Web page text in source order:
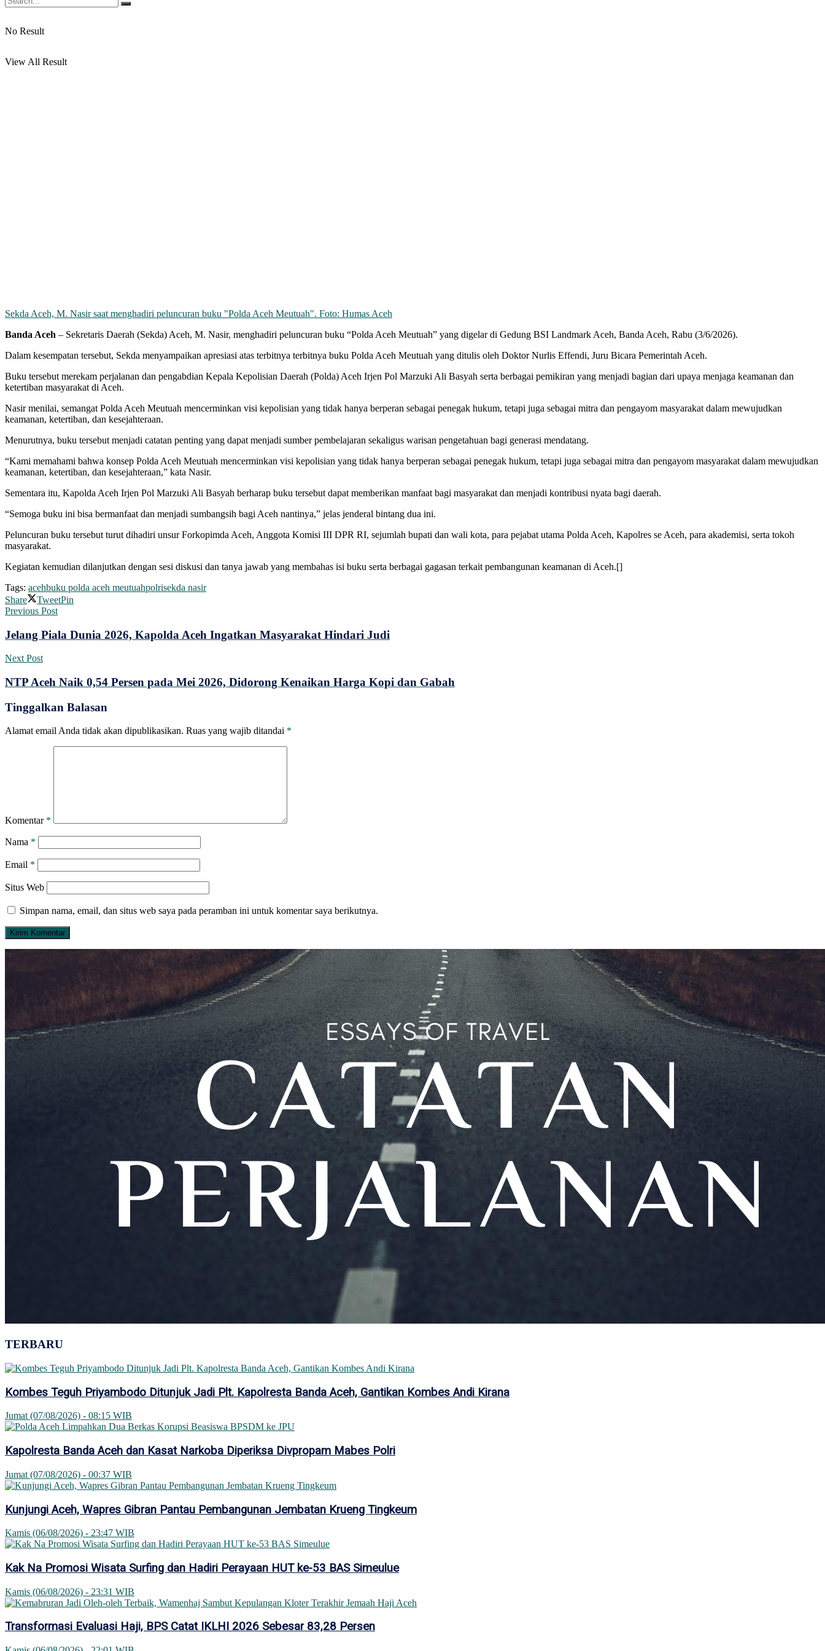
No Result
View All Result
Sekda Aceh, M. Nasir saat menghadiri peluncuran buku "Polda Aceh Meutuah". Foto: Humas Aceh
Banda Aceh – Sekretaris Daerah (Sekda) Aceh, M. Nasir, menghadiri peluncuran buku “Polda Aceh Meutuah” yang digelar di Gedung BSI Landmark Aceh, Banda Aceh, Rabu (3/6/2026).
Dalam kesempatan tersebut, Sekda menyampaikan apresiasi atas terbitnya terbitnya buku Polda Aceh Meutuah yang ditulis oleh Doktor Nurlis Effendi, Juru Bicara Pemerintah Aceh.
Buku tersebut merekam perjalanan dan pengabdian Kepala Kepolisian Daerah (Polda) Aceh Irjen Pol Marzuki Ali Basyah serta berbagai pemikiran yang menjadi bagian dari upaya menjaga keamanan dan
ketertiban masyarakat di Aceh.
Nasir menilai, semangat Polda Aceh Meutuah mencerminkan visi kepolisian yang tidak hanya berperan sebagai penegak hukum, tetapi juga sebagai mitra dan pengayom masyarakat dalam mewujudkan
keamanan, ketertiban, dan kesejahteraan.
Menurutnya, buku tersebut menjadi catatan penting yang dapat menjadi sumber pembelajaran sekaligus warisan pengetahuan bagi generasi mendatang.
“Kami memahami bahwa konsep Polda Aceh Meutuah mencerminkan visi kepolisian yang tidak hanya berperan sebagai penegak hukum, tetapi juga sebagai mitra dan pengayom masyarakat dalam mewujudkan
keamanan, ketertiban, dan kesejahteraan,” kata Nasir.
Sementara itu, Kapolda Aceh Irjen Pol Marzuki Ali Basyah berharap buku tersebut dapat memberikan manfaat bagi masyarakat dan menjadi kontribusi nyata bagi daerah.
“Semoga buku ini bisa bermanfaat dan menjadi sumbangsih bagi Aceh nantinya,” jelas jenderal bintang dua ini.
Peluncuran buku tersebut turut dihadiri unsur Forkopimda Aceh, Anggota Komisi III DPR RI, sejumlah bupati dan wali kota, para pejabat utama Polda Aceh, Kapolres se Aceh, para akademisi, serta tokoh
masyarakat.
Kegiatan kemudian dilanjutkan dengan sesi diskusi dan tanya jawab yang membahas isi buku serta berbagai gagasan terkait pembangunan keamanan di Aceh.[]
Tags: acehbuku polda aceh meutuahpolrisekda nasir
Share
TweetPin
Previous Post
Jelang Piala Dunia 2026, Kapolda Aceh Ingatkan Masyarakat Hindari Judi
Next Post
NTP Aceh Naik 0,54 Persen pada Mei 2026, Didorong Kenaikan Harga Kopi dan Gabah
Tinggalkan Balasan
Alamat email Anda tidak akan dipublikasikan. Ruas yang wajib ditandai *
Komentar *
Nama *
Email *
Situs Web
Simpan nama, email, dan situs web saya pada peramban ini untuk komentar saya berikutnya.
TERBARU
Kombes Teguh Priyambodo Ditunjuk Jadi Plt. Kapolresta Banda Aceh, Gantikan Kombes Andi Kirana
Jumat (07/08/2026) - 08:15 WIB
Kapolresta Banda Aceh dan Kasat Narkoba Diperiksa Divpropam Mabes Polri
Jumat (07/08/2026) - 00:37 WIB
Kunjungi Aceh, Wapres Gibran Pantau Pembangunan Jembatan Krueng Tingkeum
Kamis (06/08/2026) - 23:47 WIB
Kak Na Promosi Wisata Surfing dan Hadiri Perayaan HUT ke-53 BAS Simeulue
Kamis (06/08/2026) - 23:31 WIB
Transformasi Evaluasi Haji, BPS Catat IKLHI 2026 Sebesar 83,28 Persen